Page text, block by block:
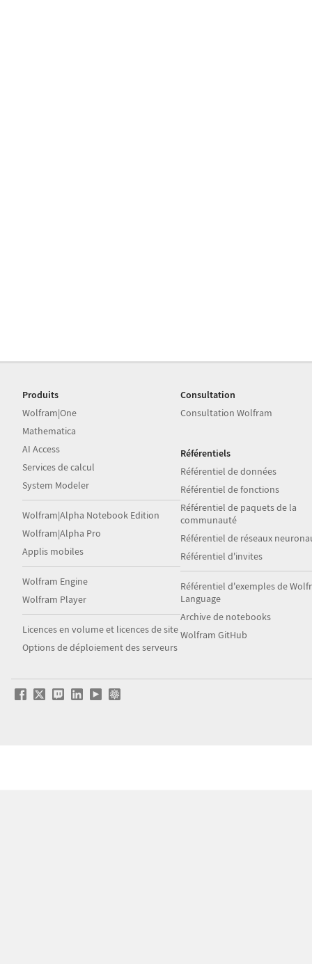
Produits
Wolfram|One
Mathematica
AI Access
Services de calcul
System Modeler
Wolfram|Alpha Notebook Edition
Wolfram|Alpha Pro
Applis mobiles
Wolfram Engine
Wolfram Player
Licences en volume et licences de site
Options de déploiement des serveurs
Consultation
Consultation Wolfram
Référentiels
Référentiel de données
Référentiel de fonctions
Référentiel de paquets de la
communauté
Référentiel de réseaux
Référentiel d'invites
Référentiel d'exemples de
Language
Archive de notebooks
Wolfram GitHub